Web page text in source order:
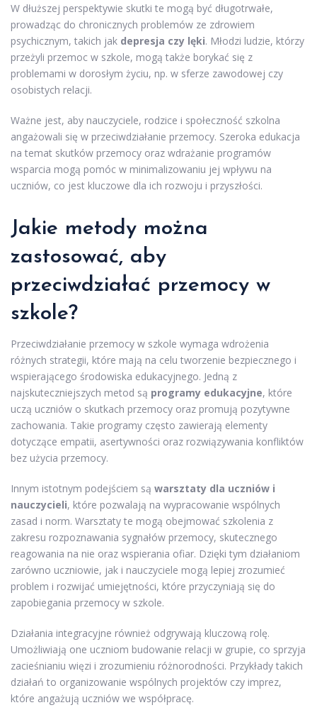
W dłuższej perspektywie skutki te mogą być długotrwałe,
prowadząc do chronicznych problemów ze zdrowiem
psychicznym, takich jak depresja czy lęki. Młodzi ludzie, którzy
przeżyli przemoc w szkole, mogą także borykać się z
problemami w dorosłym życiu, np. w sferze zawodowej czy
osobistych relacji.
Ważne jest, aby nauczyciele, rodzice i społeczność szkolna
angażowali się w przeciwdziałanie przemocy. Szeroka edukacja
na temat skutków przemocy oraz wdrażanie programów
wsparcia mogą pomóc w minimalizowaniu jej wpływu na
uczniów, co jest kluczowe dla ich rozwoju i przyszłości.
Jakie metody można
zastosować, aby
przeciwdziałać przemocy w
szkole?
Przeciwdziałanie przemocy w szkole wymaga wdrożenia
różnych strategii, które mają na celu tworzenie bezpiecznego i
wspierającego środowiska edukacyjnego. Jedną z
najskuteczniejszych metod są programy edukacyjne, które
uczą uczniów o skutkach przemocy oraz promują pozytywne
zachowania. Takie programy często zawierają elementy
dotyczące empatii, asertywności oraz rozwiązywania konfliktów
bez użycia przemocy.
Innym istotnym podejściem są warsztaty dla uczniów i
nauczycieli, które pozwalają na wypracowanie wspólnych
zasad i norm. Warsztaty te mogą obejmować szkolenia z
zakresu rozpoznawania sygnałów przemocy, skutecznego
reagowania na nie oraz wspierania ofiar. Dzięki tym działaniom
zarówno uczniowie, jak i nauczyciele mogą lepiej zrozumieć
problem i rozwijać umiejętności, które przyczyniają się do
zapobiegania przemocy w szkole.
Działania integracyjne również odgrywają kluczową rolę.
Umożliwiają one uczniom budowanie relacji w grupie, co sprzyja
zacieśnianiu więzi i zrozumieniu różnorodności. Przykłady takich
działań to organizowanie wspólnych projektów czy imprez,
które angażują uczniów we współpracę.